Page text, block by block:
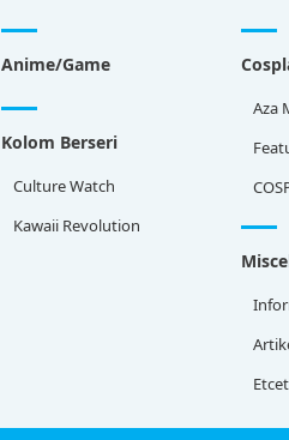
Anime/Game
Aza
Kolom Berseri
Culture Watch
Kawaii Revolution